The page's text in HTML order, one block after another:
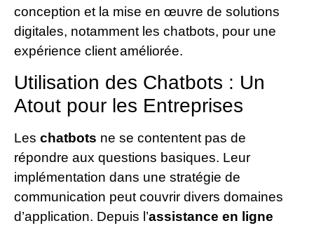
conception et la mise en œuvre de solutions
digitales, notamment les chatbots, pour une
expérience client améliorée.
Utilisation des Chatbots : Un
Atout pour les Entreprises
Les chatbots ne se contentent pas de
répondre aux questions basiques. Leur
implémentation dans une stratégie de
communication peut couvrir divers domaines
d’application. Depuis l’assistance en ligne